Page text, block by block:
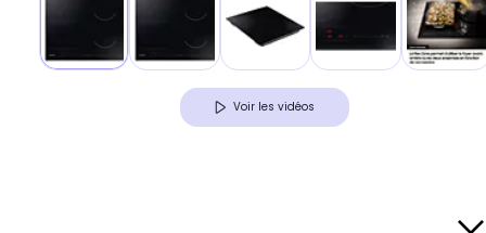
Voir les vidéos